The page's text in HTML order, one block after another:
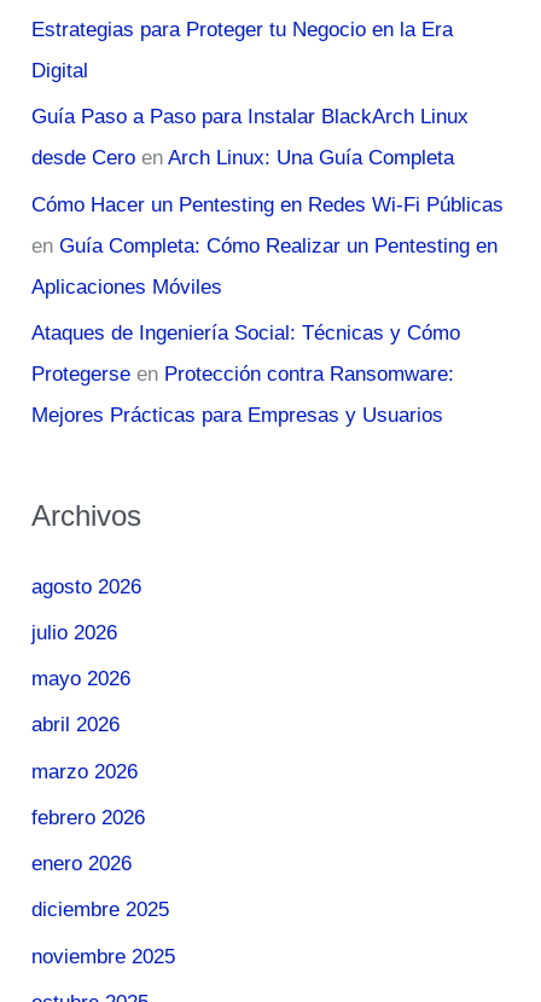
Estrategias para Proteger tu Negocio en la Era
Digital
Guía Paso a Paso para Instalar BlackArch Linux
desde Cero enArch Linux: Una Guía Completa
Cómo Hacer un Pentesting en Redes Wi-Fi Públicas
enGuía Completa: Cómo Realizar un Pentesting en
Aplicaciones Móviles
Ataques de Ingeniería Social: Técnicas y Cómo
Protegerse en Protección contra Ransomware:
Mejores Prácticas para Empresas y Usuarios
Archivos
agosto 2026
julio 2026
mayo 2026
abril 2026
marzo 2026
febrero 2026
enero 2026
diciembre 2025
noviembre 2025